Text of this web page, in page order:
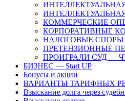
КОММЕРЧЕСКИЕ
КОРПОРАТИВНЫЕ
НАЛОГОВЫЕ СПОРЫ
ПРЕТЕНЗИОННЫЕ
ПРОИГРАЛИ СУД —
БИЗНЕС — Start UP
Бонусы и акции
ВАРИАНТЫ ТАРИФНЫХ
Взыскание долга через